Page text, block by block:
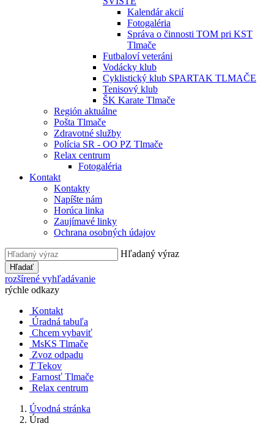
Kalendár akcií
Fotogaléria
Správa o činnosti TOM pri KST
Tlmače
Futbaloví veteráni
Vodácky klub
Cyklistický klub SPARTAK TLMAČE
Tenisový klub
ŠK Karate Tlmače
Región aktuálne
Pošta Tlmače
Zdravotné služby
Polícia SR - OO PZ Tlmače
Relax centrum
Fotogaléria
Kontakt
Kontakty
Napíšte nám
Horúca linka
Zaujímavé linky
Ochrana osobných údajov
Hľadaný výraz
Hľadať
rozšírené vyhľadávanie
rýchle odkazy
Kontakt
Úradná tabuľa
Chcem vybaviť
MsKS Tlmače
Zvoz odpadu
T Tekov
Farnosť Tlmače
Relax centrum
Úvodná stránka
Úrad